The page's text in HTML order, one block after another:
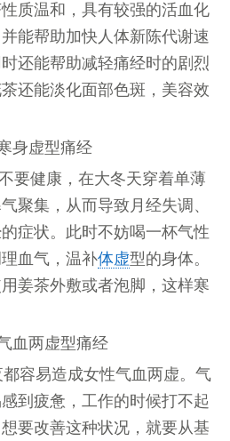
质温和，具有较强的活血化
能帮助加快人体新陈代谢速
还能帮助减轻痛经时的剧烈
还能淡化面部色斑，美容效
身虚型痛经
要健康，在大冬天穿着单薄
聚集，从而导致月经失调、
症状。此时不妨喝一杯气性
血气，温补体虚型的身体。
姜茶外敷或者泡脚，这样寒
血两虚型痛经
容易造成女性气血两虚。气
到疲惫，工作的时候打不起
要改善这种状况，就要从基